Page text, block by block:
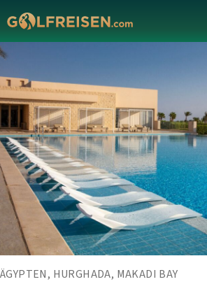
ÄGYPTEN, HURGHADA, MAKADI BAY